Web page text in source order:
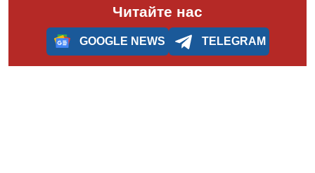
Читайте нас
GOOGLE NEWS TELEGRAM